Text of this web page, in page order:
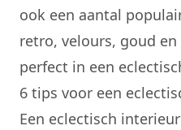
ook een aantal
retro, velours, goud
perfect in een
6 tips voor een
Een eclectisch